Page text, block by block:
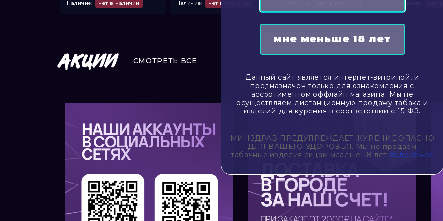
Наличие: нет в наличии Наличие: нет в наличии нет
АКЦИИ СМОТРЕТЬ ВСЕ
Данный сайт является интернет-витриной, и
предназначен только для ознакомления с
ассортиментом оффлайн магазина. Мы не
осуществляем дистанционную продажу табака и
изделий для курения в соответствии с 15-ФЗ.
МИНЗДРАВ ПРЕДУПРЕЖДАЕТ, КУРЕНИЕ ОПАСНО
ДЛЯ ВАШЕГО ЗДОРОВЬЯ. Мы не продаём
табачные изделия лицам младше 18 лет подробнее